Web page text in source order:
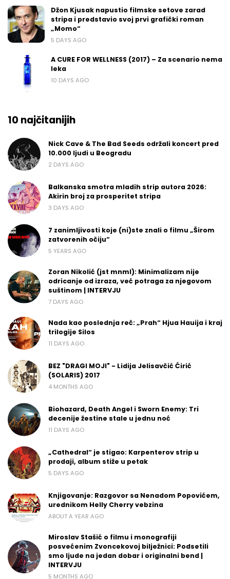
Džon Kjusak napustio filmske setove zarad
stripa i predstavio svoj prvi grafički roman
„Momo“
5 DAYS AGO
A CURE FOR WELLNESS (2017) – Za scenario nema
leka
10 DAYS AGO
10 najčitanijih
Nick Cave & The Bad Seeds održali koncert pred
10.000 ljudi u Beogradu
2 DAYS AGO
Balkanska smotra mladih strip autora 2026:
Akirin broj za prosperitet stripa
3 DAYS AGO
7 zanimljivosti koje (ni)ste znali o filmu „Širom
zatvorenih očiju“
5 YEARS AGO
Zoran Nikolić (jst mnml): Minimalizam nije
odricanje od izraza, već potraga za njegovom
suštinom | INTERVJU
7 DAYS AGO
Nada kao poslednja reč: „Prah“ Hjua Hauija i kraj
trilogije Silos
11 DAYS AGO
BEZ "DRAGI MOJI" - Lidija Jelisavčić Ćirić
(SOLARIS) 2017
4 MONTHS AGO
Biohazard, Death Angel i Sworn Enemy: Tri
decenije žestine stale u jednu noć
11 DAYS AGO
„Cathedral“ je stigao: Karpenterov strip u
prodaji, album stiže u petak
5 DAYS AGO
Knjigovanje: Razgovor sa Nenadom Popovićem,
urednikom Helly Cherry vebzina
ABOUT A YEAR AGO
Miroslav Stašić o filmu i monografiji
posvećenim Zvoncekovoj bilježnici: Podsetili
smo ljude na jedan dobar i originalni bend |
INTERVJU
5 MONTHS AGO